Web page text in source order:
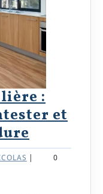
:
et
La
Saisie
Miguel 0